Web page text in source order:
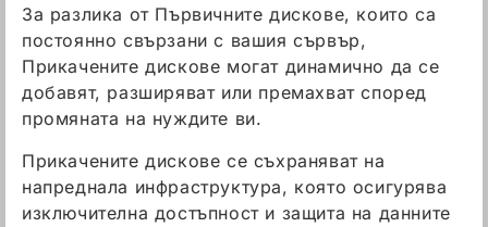
За разлика от Първичните дискове, които са
постоянно свързани с вашия сървър,
Прикачените дискове могат динамично да се
добавят, разширяват или премахват според
промяната на нуждите ви.
Прикачените дискове се съхраняват на
напреднала инфраструктура, която осигурява
изключителна достъпност и защита на данните